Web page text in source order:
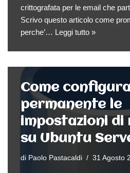
crittografata per le email che
Scrivo questo articolo come
perche’… Leggi tutto »
Come
permanente le
impostazioni di
su Ubuntu
di Paolo Pastacaldi 31 Agosto